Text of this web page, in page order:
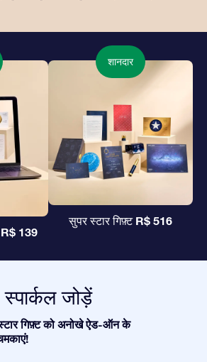
R$ 139
शानदार
सुपर स्टार गिफ़्ट R$ 516
स्पार्कल जोड़ें
गिफ़्ट को अनोखे ऐड-ऑन के